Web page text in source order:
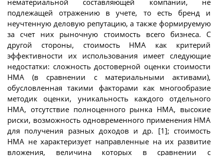
подлежащей отражению в учете, то есть бренд и
неучтенную деловую репутацию, а также формируемую
за счет них рыночную стоимость всего бизнеса. С
другой стороны, стоимость НМА как критерий
эффективности их использования имеет следующие
недостатки: сложность достоверной оценки стоимости
НМА (в сравнении с материальными активами),
обусловленная такими факторами как многообразие
методик оценки, уникальность каждого отдельного
НМА, отсутствие полноценного рынка НМА, высокие
риски, возможность одновременного применения НМА
для получения разных доходов и др. [1]; стоимость
НМА не характеризует направленные на их развитие
вложения, величина которых в сравнении с